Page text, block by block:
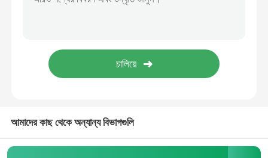
আমাদের কাছ থেকে অন্যান্য বিভাগগুলি